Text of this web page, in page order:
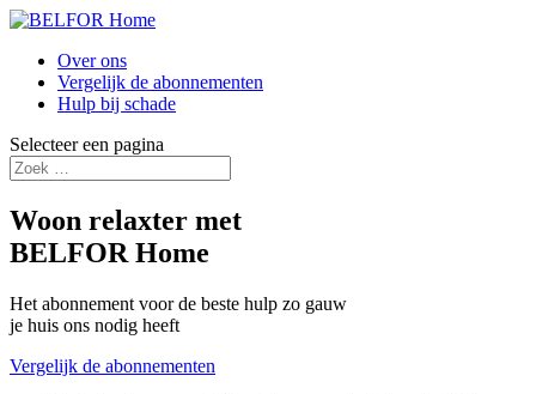
Over ons
Vergelijk de abonnementen
Hulp bij schade
Selecteer een pagina
Woon relaxter met
BELFOR Home
Het abonnement voor de beste hulp zo gauw
je huis ons nodig heeft
Vergelijk de abonnementen